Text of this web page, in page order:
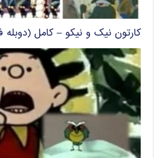
کارتون نیک و نیکو – کامل (دوبله